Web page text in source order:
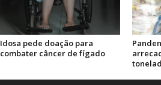
Idosa pede doação para
combater câncer de fígado